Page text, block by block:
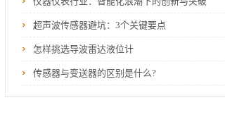
超声波传感器避坑：3个关键要点
怎样挑选导波雷达液位计
传感器与变送器的区别是什么?